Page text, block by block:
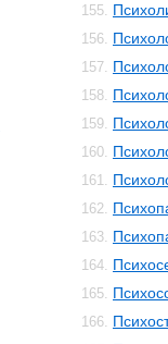
155.
156.
157.
158.
159.
160.
161.
162.
163.
164.
165.
166.